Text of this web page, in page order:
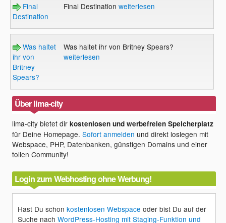
Final
Destination
Final Destination weiterlesen
Was haltet
ihr von
Britney
Spears?
Was haltet ihr von Britney Spears?
weiterlesen
Über lima-city
lima-city bietet dirkostenlosen und werbefreien Speicherplatz
für Deine Homepage.Sofort anmelden und direkt loslegen mit
Webspace, PHP, Datenbanken, günstigen Domains und einer
tollen Community!
Login zum Webhosting ohne Werbung!
Hast Du schonkostenlosen Webspace oder bist Du auf der
Suche nachWordPress-Hosting mit Staging-Funktion und